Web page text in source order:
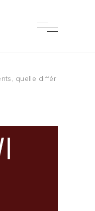
quelle différ